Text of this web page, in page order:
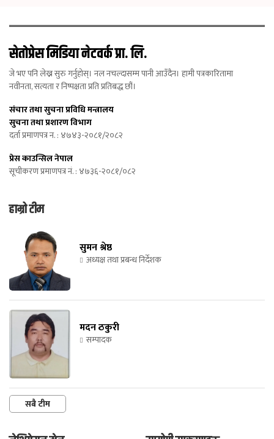
सेतोप्रेस मिडिया नेटवर्क प्रा. लि.
जे भए पनि लेख्न सुरु गर्नुहोस्। नल नचल्दासम्म पानी आउँदैन। हामी पत्रकारितामा
नवीनता, सत्यता र निष्पक्षता प्रति प्रतिबद्ध छौं।
संचार तथा सुचना प्रविधि मन्त्रालय
सुचना तथा प्रशारण विभाग
दर्ता प्रमाणपत्र न. : ४७४३-२०८१/२०८२
प्रेस काउन्सिल नेपाल
सूचीकरण प्रमाणपत्र नं. : ४७३६-२०८१/०८२
हाम्रो टीम
सुमन श्रेष्ठ
अध्यक्ष तथा प्रबन्ध निर्देशक
मदन ठकुरी
सम्पादक
सबै टीम